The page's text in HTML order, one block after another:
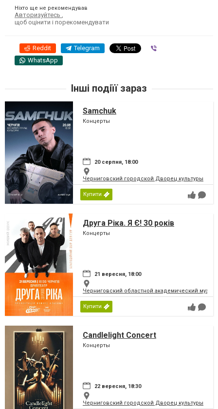
Ніхто ще не рекомендував
Авторизуйтесь
щоб оцінити і порекомендувати
Reddit Telegram
WhatsApp
Інші подіїї зараз
Samchuk
Концерты
20 серпня, 18:00
Черниговский городской Дворец культуры
Купити
Друга Ріка. Я Є! 30 років
Концерты
21 вересня, 18:00
Черниговский областной академический
Купити
Candlelight Concert
Концерты
22 вересня, 18:30
Черниговский городской Дворец культуры